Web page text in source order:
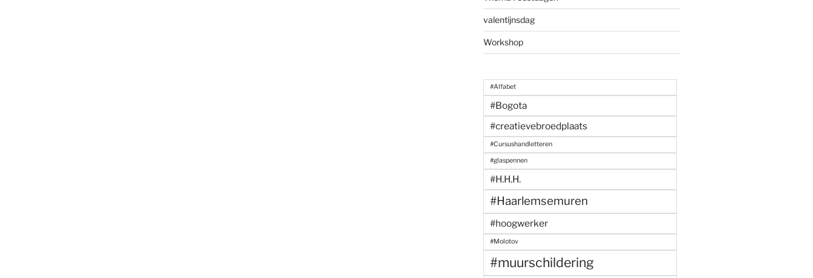
valentijnsdag
Workshop
#Alfabet
#Bogota
#creatievebroedplaats
#Cursushandletteren
#glaspennen
#H.H.H.
#Haarlemsemuren
#hoogwerker
#Molotov
#muurschildering